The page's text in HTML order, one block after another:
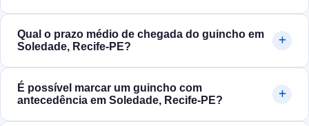
Qual o prazo médio de chegada do guincho em
Soledade, Recife‑PE?
É possível marcar um guincho com
antecedência em Soledade, Recife‑PE?